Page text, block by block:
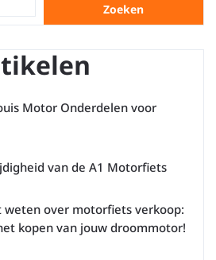
Zoeken
Motor Onderdelen voor
van de A1 Motorfiets
weten over motorfiets verkoop:
kopen van jouw droommotor!